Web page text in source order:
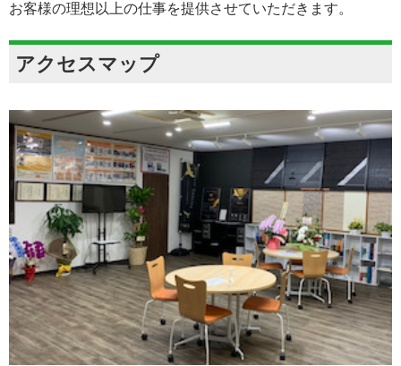
お客様の理想以上の仕事を提供させていただきます。
アクセスマップ